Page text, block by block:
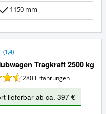
1150 mm
Tragkraft 2500 kg
(1,4)
280 Erfahrungen
lieferbar ab ca. 397 €